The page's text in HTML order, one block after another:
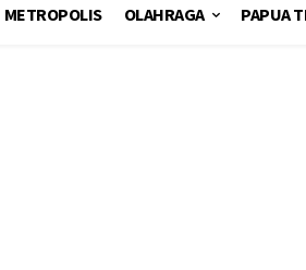
METROPOLIS OLAHRAGA PAPUA